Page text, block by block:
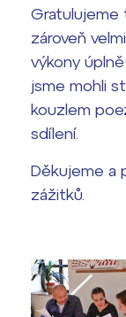
zároveň
výkony
jsme mohli
kouzlem
sdílení.
Děkujeme a
zážitků.